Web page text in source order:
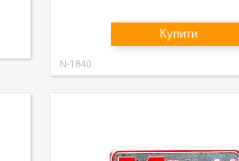
Купити
N-1840